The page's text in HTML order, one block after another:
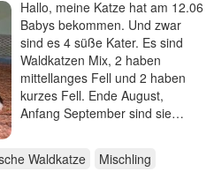
Hallo, meine Katze hat am 12.06
Babys bekommen. Und zwar
sind es 4 süße Kater. Es sind
Waldkatzen Mix, 2 haben
mittellanges Fell und 2 haben
kurzes Fell. Ende August,
Anfang September sind sie…
Waldkatze
Mischling